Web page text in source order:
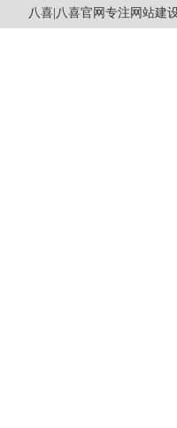
八喜|八喜官网专注网站建